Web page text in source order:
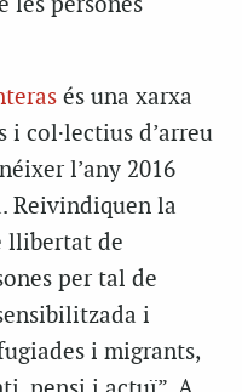
les persones
és una xarxa
col·lectius d’arreu
l’any 2016
Reivindiquen la
llibertat de
per tal de
i
i migrants,